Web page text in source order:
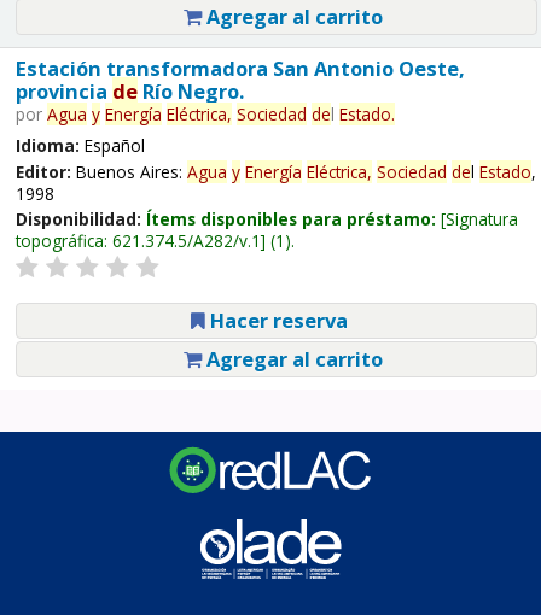
Agregar al carrito
Estación transformadora San Antonio Oeste,
provincia deRío Negro.
por Agua y Energía Eléctrica, Sociedad del Estado.
Idioma: Español
Editor: Buenos Aires: Agua y Energía Eléctrica, Sociedad del Estado,
1998
Disponibilidad: Ítems disponibles para préstamo: Signatura
topográfica: 621.374.5/A282/v.1 (1).
Hacer reserva
Agregar al carrito